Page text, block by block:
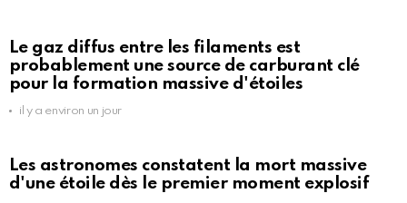
Le gaz diffus entre les filaments est
probablement une source de carburant clé
pour la formation massive d'étoiles
il y a environ un jour
Les astronomes constatent la mort massive
d'une étoile dès le premier moment explosif